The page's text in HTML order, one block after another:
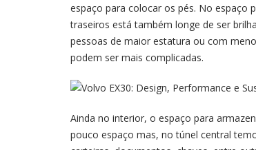
espaço para colocar os pés. No espaço
traseiros está também longe de ser
pessoas de maior estatura ou com
podem ser mais complicadas.
Ainda no interior, o espaço para
pouco espaço mas, no túnel central